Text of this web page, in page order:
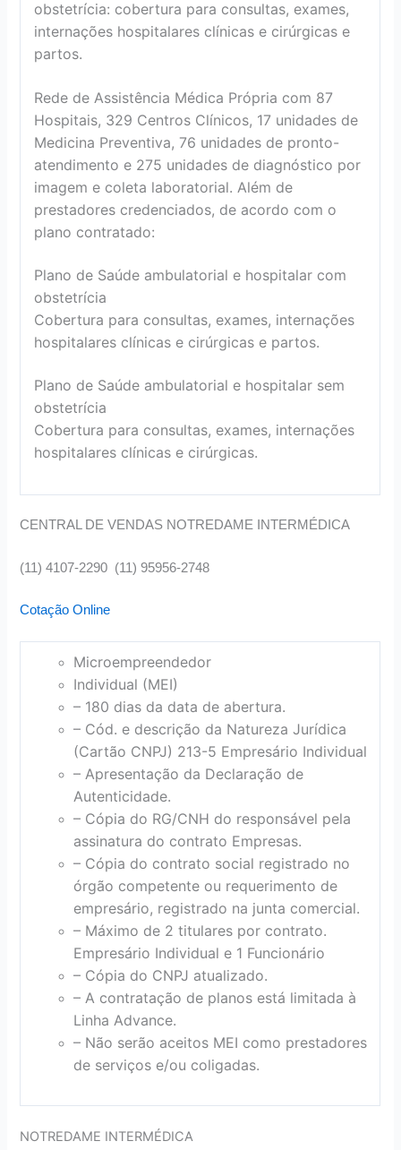
obstetrícia: cobertura para consultas, exames,
internações hospitalares clínicas e cirúrgicas e
partos.
Rede de Assistência Médica Própria com 87
Hospitais, 329 Centros Clínicos, 17 unidades de
Medicina Preventiva, 76 unidades de pronto-
atendimento e 275 unidades de diagnóstico por
imagem e coleta laboratorial. Além de
prestadores credenciados, de acordo com o
plano contratado:
Plano de Saúde ambulatorial e hospitalar com
obstetrícia
Cobertura para consultas, exames, internações
hospitalares clínicas e cirúrgicas e partos.
Plano de Saúde ambulatorial e hospitalar sem
obstetrícia
Cobertura para consultas, exames, internações
hospitalares clínicas e cirúrgicas.
CENTRAL DE VENDAS NOTREDAME INTERMÉDICA
(11) 4107-2290 (11) 95956-2748
Cotação Online
Microempreendedor
Individual (MEI)
– 180 dias da data de abertura.
– Cód. e descrição da Natureza Jurídica
(Cartão CNPJ) 213-5 Empresário Individual
– Apresentação da Declaração de
Autenticidade.
– Cópia do RG/CNH do responsável pela
assinatura do contrato Empresas.
– Cópia do contrato social registrado no
órgão competente ou requerimento de
empresário, registrado na junta comercial.
– Máximo de 2 titulares por contrato.
Empresário Individual e 1 Funcionário
– Cópia do CNPJ atualizado.
– A contratação de planos está limitada à
Linha Advance.
– Não serão aceitos MEI como prestadores
de serviços e/ou coligadas.
NOTREDAME INTERMÉDICA